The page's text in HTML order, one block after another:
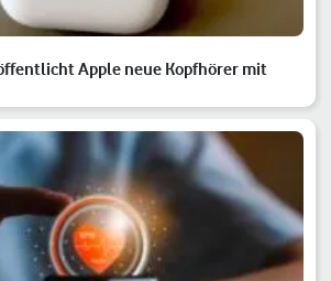
Apple neue Kopfhörer mit